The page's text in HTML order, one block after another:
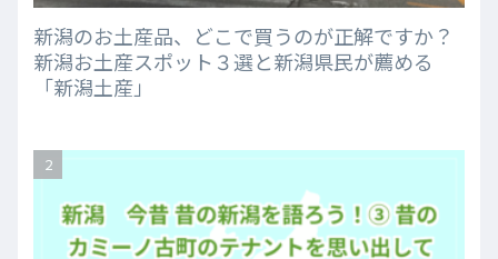
新潟のお土産品、どこで買うのが正解ですか？
新潟お土産スポット３選と新潟県民が薦める
「新潟土産」